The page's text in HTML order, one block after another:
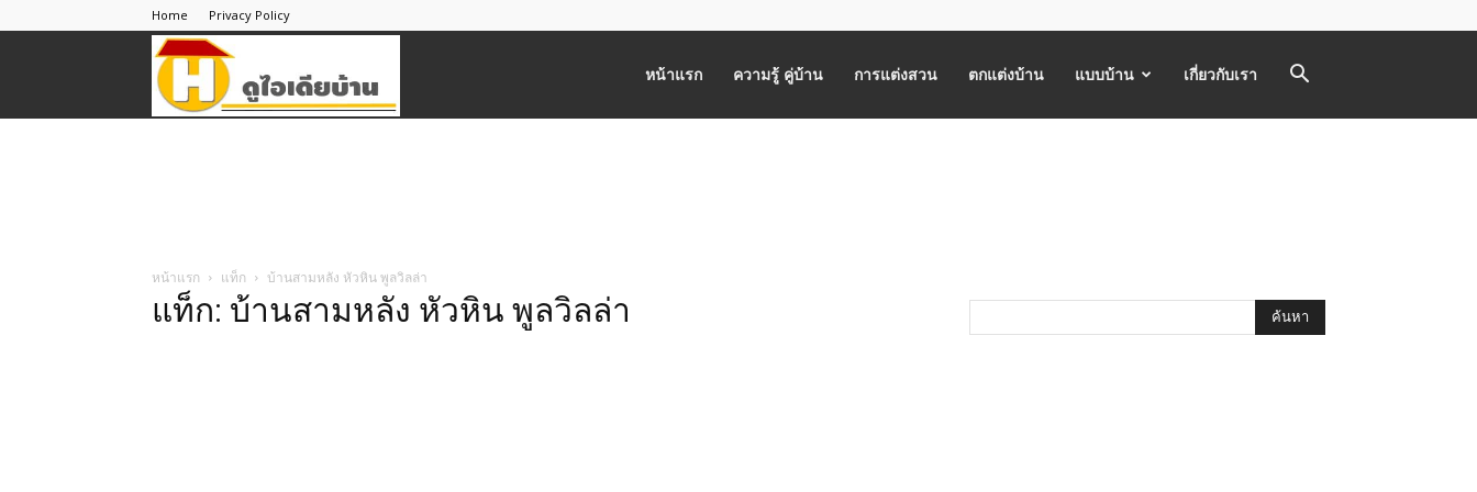
Home Privacy Policy
หน้าแรก ความรู้ คู่บ้าน การแต่งสวน ตกแต่งบ้าน แบบบ้าน เกี่ยวกับเรา
หน้าแรก แท็ก บ้านสามหลัง หัวหิน พูลวิลล่า
แท็ก: บ้านสามหลัง หัวหิน พูลวิลล่า